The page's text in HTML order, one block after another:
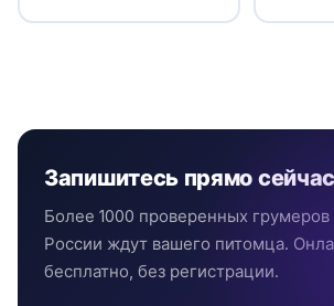
Запишитесь прямо сейчас
Более 1000 проверенных грумеров
России ждут вашего питомца.
бесплатно, без регистрации.